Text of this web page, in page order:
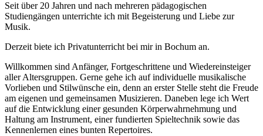
Seit über 20 Jahren und nach mehreren pädagogischen
Studiengängen unterrichte ich mit Begeisterung und Liebe zur
Musik.
Derzeit biete ich Privatunterricht bei mir in Bochum an.
Willkommen sind Anfänger, Fortgeschrittene und Wiedereinsteiger
aller Altersgruppen. Gerne gehe ich auf individuelle musikalische
Vorlieben und Stilwünsche ein, denn an erster Stelle steht die Freude
am eigenen und gemeinsamen Musizieren. Daneben lege ich Wert
auf die Entwicklung einer gesunden Körperwahrnehmung und
Haltung am Instrument, einer fundierten Spieltechnik sowie das
Kennenlernen eines bunten Repertoires.